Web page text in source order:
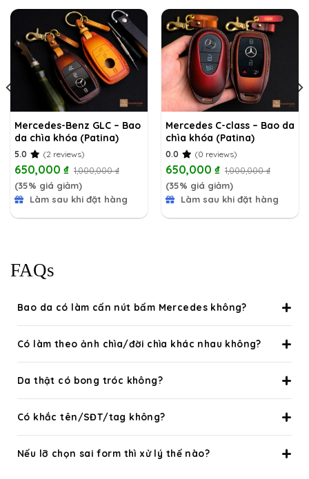
Mercedes-Benz GLC – Bao
da chìa khóa (Patina)
5.0 (2 reviews)
650,000 ₫ 1,000,000₫
(35% giá giảm)
Làm sau khi đặt hàng
Mercedes C-class – Bao da
chìa khóa (Patina)
0.0 (0 reviews)
650,000 ₫ 1,000,000₫
(35% giá giảm)
Làm sau khi đặt hàng
FAQs
Bao da có làm cấn nút bấm Mercedes không?
Có làm theo ảnh chìa/đời chìa khác nhau không?
Da thật có bong tróc không?
Có khắc tên/SĐT/tag không?
Nếu lỡ chọn sai form thì xử lý thế nào?